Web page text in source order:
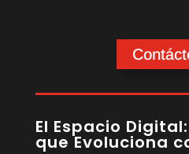
El Espacio
que Evoluciona